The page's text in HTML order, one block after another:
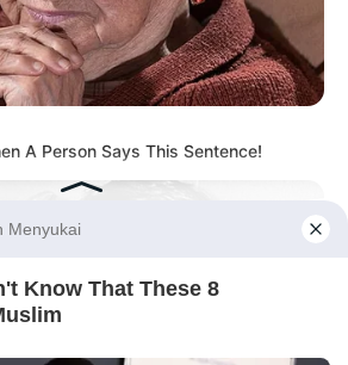
Baper
Ini Bikin
Gagal
Kamu
A Person Says This Sentence!